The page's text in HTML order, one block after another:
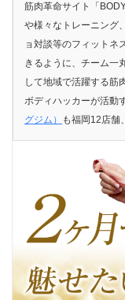
筋肉革命サイト「
や様々なトレーニング
ョ対談等のフィットネ
きるように、チーム一
して地域で活躍する筋
ボディハッカーが活動
グジム）
も福岡12店舗